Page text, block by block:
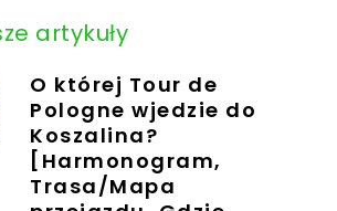
artykuły
O której Tour de
Pologne wjedzie do
Koszalina?
[Harmonogram,
Trasa/Mapa